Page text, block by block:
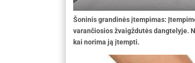
Šoninis grandinės įtempimas:
varančiosios žvaigždutės dangtelyje.
kai norima ją įtempti.